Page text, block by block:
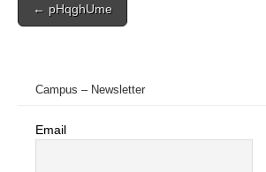
navigation
← pHqghUme
Campus – Newsletter
Email